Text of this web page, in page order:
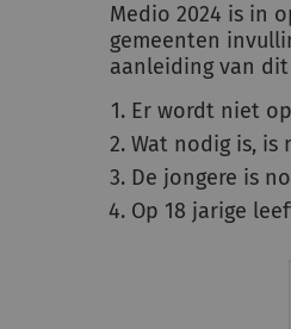
Medio 2024 is in
gemeenten
aanleiding van
Er wordt niet
Wat nodig is, is
De jongere is
Op 18 jarige